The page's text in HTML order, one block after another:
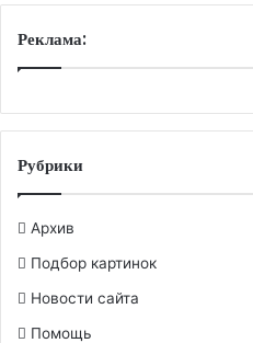
Реклама:
Рубрики
Архив
Подбор картинок
Новости сайта
Помощь